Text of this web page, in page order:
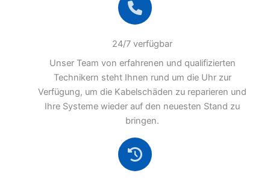
24/7 verfügbar
Unser Team von erfahrenen und qualifizierten
Technikern steht Ihnen rund um die Uhr zur
Verfügung, um die Kabelschäden zu reparieren und
Ihre Systeme wieder auf den neuesten Stand zu
bringen.